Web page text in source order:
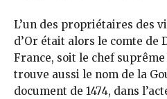
L’un des propriétaires des
d’Or était alors le comte de
France, soit le chef
trouve aussi le nom de la
document de 1474, dans